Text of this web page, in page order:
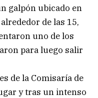
galpón ubicado en
de las 15,
uno de los
para luego salir
de la Comisaría de
y tras un intenso